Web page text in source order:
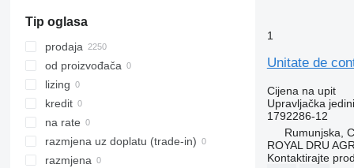
Vario
Viano
Vito
Tip oglasa
prodaja
od proizvođača
lizing
kredit
na rate
razmjena uz doplatu (trade-in)
razmjena
1
Unitate de
Cijena na upit
Upravljačka
1792286-12
Rumunjska,
ROYAL DRU
Kontaktirajte